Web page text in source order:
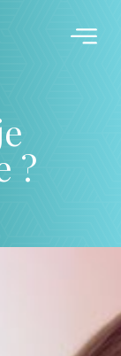
?